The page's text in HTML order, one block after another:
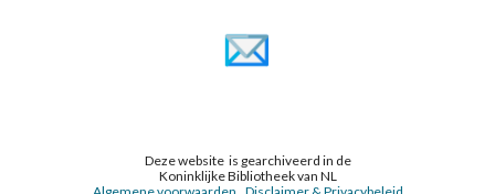
Deze website is gearchiveerd in de
Koninklijke Bibliotheek van NL